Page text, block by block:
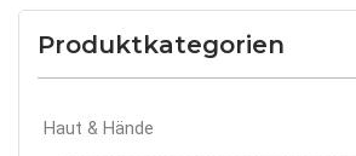
Produktkategorien
Haut & Hände